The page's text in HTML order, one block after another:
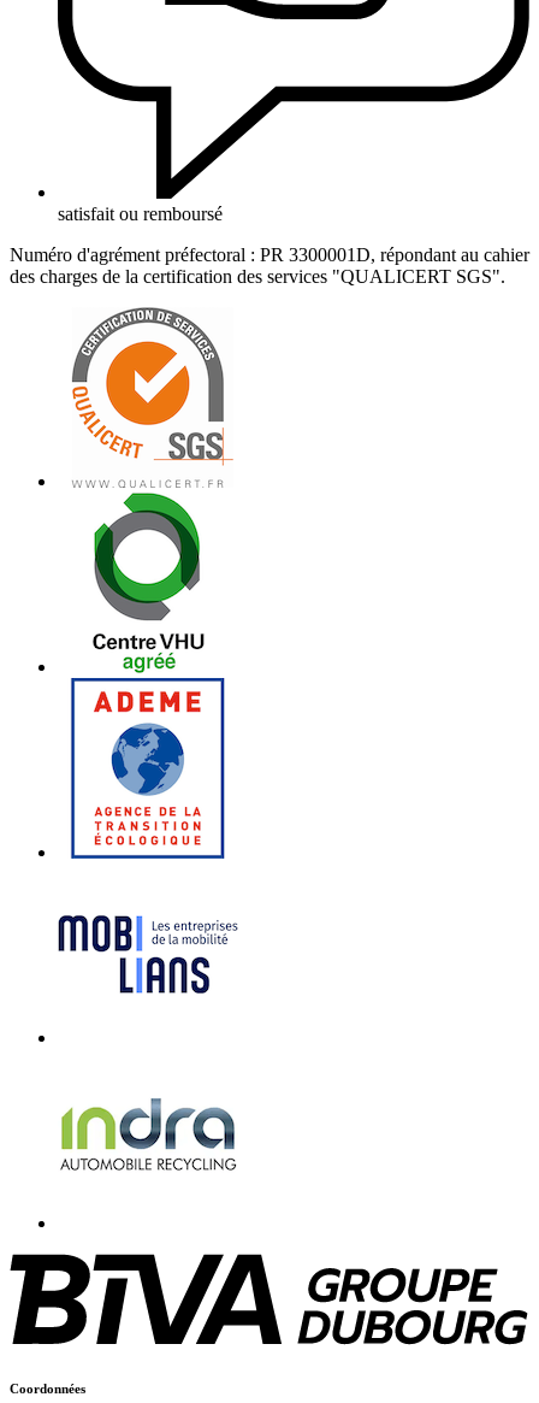
satisfait ou remboursé
Numéro d'agrément préfectoral : PR 3300001D, répondant au cahier
des charges de la certification des services "QUALICERT SGS".
Coordonnées